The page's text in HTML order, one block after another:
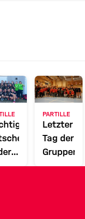
PARTILLE
Letzter
Tag der